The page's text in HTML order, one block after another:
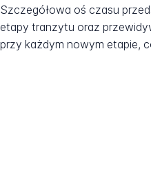
Szczegółowa oś czasu
etapy tranzytu oraz
przy każdym nowym etapie,